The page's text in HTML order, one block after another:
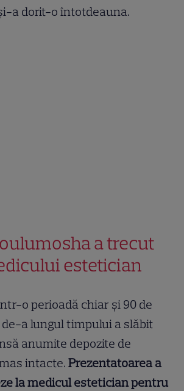
a dorit-o întotdeauna.
a trecut
estetician
o perioadă chiar și 90 de
a lungul timpului a slăbit
anumite depozite de
intacte.Prezentatoarea a
la medicul estetician pentru